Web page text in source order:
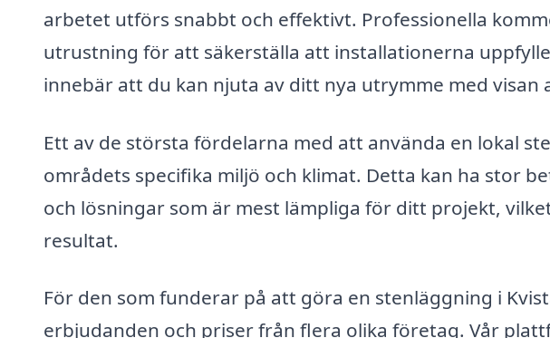
arbetet utförs snabbt och effektivt. Professionella
utrustning för att säkerställa att installationerna
innebär att du kan njuta av ditt nya utrymme med
Ett av de största fördelarna med att använda en lokal
områdets specifika miljö och klimat. Detta kan ha stor
och lösningar som är mest lämpliga för ditt projekt,
resultat.
För den som funderar på att göra en stenläggning i
erbjudanden och priser från flera olika företag. Vår